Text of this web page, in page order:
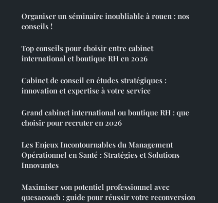
Organiser un séminaire inoubliable à rouen : nos
conseils !
Top conseils pour choisir entre cabinet
international et boutique RH en 2026
Cabinet de conseil en études stratégiques :
innovation et expertise à votre service
Grand cabinet international ou boutique RH : que
choisir pour recruter en 2026
Les Enjeux Incontournables du Management
Opérationnel en Santé : Stratégies et Solutions
Innovantes
Maximiser son potentiel professionnel avec
quesacoach : guide pour réussir votre reconversion